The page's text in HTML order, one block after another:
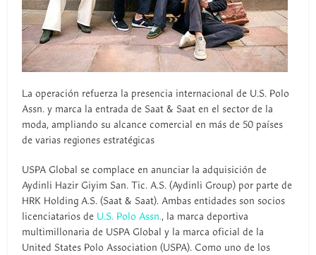
La operación refuerza la presencia internacional de U.S. Polo
Assn. y marca la entrada de Saat & Saat en el sector de la
moda, ampliando su alcance comercial en más de 50 países
de varias regiones estratégicas
USPA Global se complace en anunciar la adquisición de
Aydinli Hazir Giyim San. Tic. A.S. (Aydinli Group) por parte de
HRK Holding A.S. (Saat & Saat). Ambas entidades son socios
licenciatarios de U.S. Polo Assn., la marca deportiva
multimillonaria de USPA Global y la marca oficial de la
United States Polo Association (USPA). Como uno de los